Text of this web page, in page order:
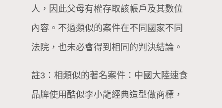
人，因此父母有權存取該帳戶及其數位
內容。不過類似的案件在不同國家不同
法院，也未必會得到相同的判決結論。
註3：相類似的著名案件：中國大陸速食
品牌使用酷似李小龍經典造型做商標，